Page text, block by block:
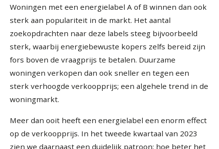
Woningen met een energielabel A of B winnen dan ook
sterk aan populariteit in de markt. Het aantal
zoekopdrachten naar deze labels steeg bijvoorbeeld
sterk, waarbij energiebewuste kopers zelfs bereid zijn
fors boven de vraagprijs te betalen. Duurzame
woningen verkopen dan ook sneller en tegen een
sterk verhoogde verkoopprijs; een algehele trend in de
woningmarkt.
Meer dan ooit heeft een energielabel een enorm effect
op de verkoopprijs. In het tweede kwartaal van 2023
zien we daarnaast een duidelijk patroon: hoe beter het